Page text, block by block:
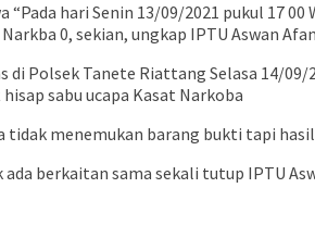
“Pada hari Senin 13/09/2021 pukul 17
0, sekian, ungkap IPTU Aswan
di Polsek Tanete Riattang Selasa 14/
sabu ucapa Kasat Narkoba
tidak menemukan barang bukti tapi
berkaitan sama sekali tutup IPTU